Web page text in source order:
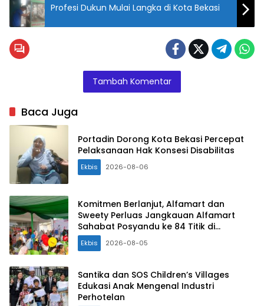
Profesi Dukun Mulai Langka di Kota Bekasi
Tambah Komentar
Baca Juga
Portadin Dorong Kota Bekasi Percepat
Pelaksanaan Hak Konsesi Disabilitas
Ekbis 2026-08-06
Komitmen Berlanjut, Alfamart dan
Sweety Perluas Jangkauan Alfamart
Sahabat Posyandu ke 84 Titik di
Indonesia
Ekbis 2026-08-05
Santika dan SOS Children’s Villages
Edukasi Anak Mengenal Industri
Perhotelan